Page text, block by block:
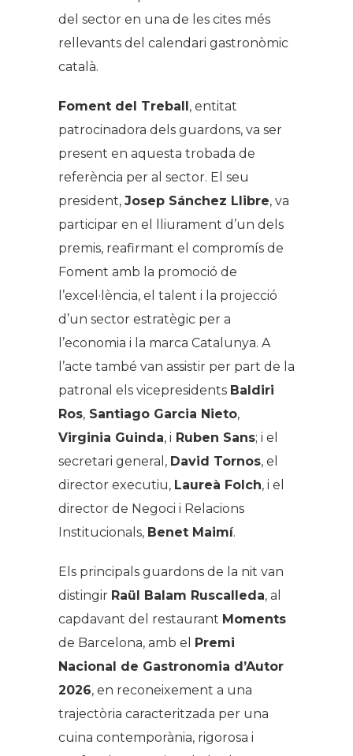
del sector en una de les cites més
rellevants del calendari gastronòmic
català.
Foment del Treball, entitat
patrocinadora dels guardons, va ser
present en aquesta trobada de
referència per al sector. El seu
president, Josep Sánchez Llibre, va
participar en el lliurament d’un dels
premis, reafirmant el compromís de
Foment amb la promoció de
l’excel·lència, el talent i la projecció
d’un sector estratègic per a
l’economia i la marca Catalunya. A
l’acte també van assistir per part de la
patronal els vicepresidents Baldiri
Ros, Santiago Garcia Nieto,
Virginia Guinda, i Ruben Sans; i el
secretari general, David Tornos, el
director executiu, Laureà Folch, i el
director de Negoci i Relacions
Institucionals, Benet Maimí.
Els principals guardons de la nit van
distingir Raül Balam Ruscalleda, al
capdavant del restaurant Moments
de Barcelona, amb el Premi
Nacional de Gastronomia d’Autor
2026, en reconeixement a una
trajectòria caracteritzada per una
cuina contemporània, rigorosa i